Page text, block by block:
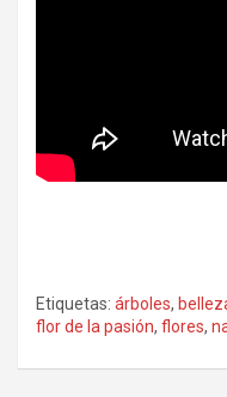
Etiquetas: árboles,
flor de la pasión, flores,